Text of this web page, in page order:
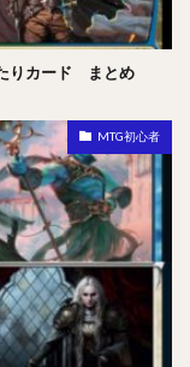
りカード まとめ
MTG初心者